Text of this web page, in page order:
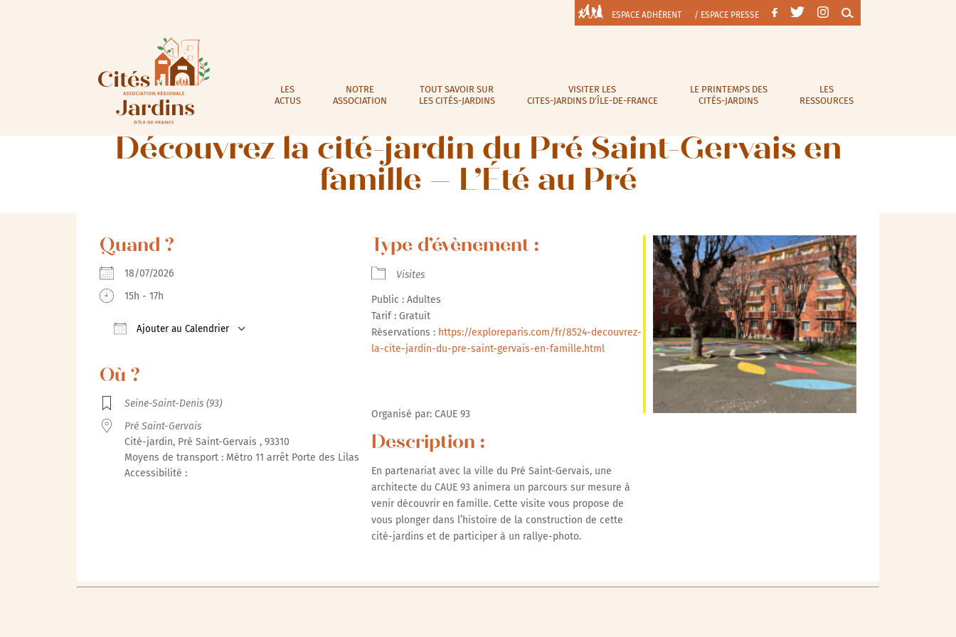
ESPACE ADHÉRENT / ESPACE PRESSE
LES
ACTUS
NOTRE
ASSOCIATION
TOUT SAVOIR SUR
LES CITÉS-JARDINS
VISITER LES
CITES-JARDINS D’ÎLE-DE-FRANCE
LE PRINTEMPS DES
CITÉS-JARDINS
LES
RESSOURCES
Découvrez la cité-jardin du Pré Saint-Gervais en
famille – L’Été au Pré
Quand ?
18/07/2026
15h - 17h
Ajouter au Calendrier
iCalendar Office 365 Outlook Live
Où ?
Seine-Saint-Denis (93)
Pré Saint-Gervais
Cité-jardin, Pré Saint-Gervais , 93310
Moyens de transport : Métro 11 arrêt Porte des Lilas
Accessibilité :
Type d’évènement :
Visites
Public : Adultes
Tarif : Gratuit
Réservations : https://exploreparis.com/fr/8524-decouvrez-
la-cite-jardin-du-pre-saint-gervais-en-famille.html
Organisé par: CAUE 93
Description :
En partenariat avec la ville du Pré Saint-Gervais, une
architecte du CAUE 93 animera un parcours sur mesure à
venir découvrir en famille. Cette visite vous propose de
vous plonger dans l’histoire de la construction de cette
cité-jardins et de participer à un rallye-photo.